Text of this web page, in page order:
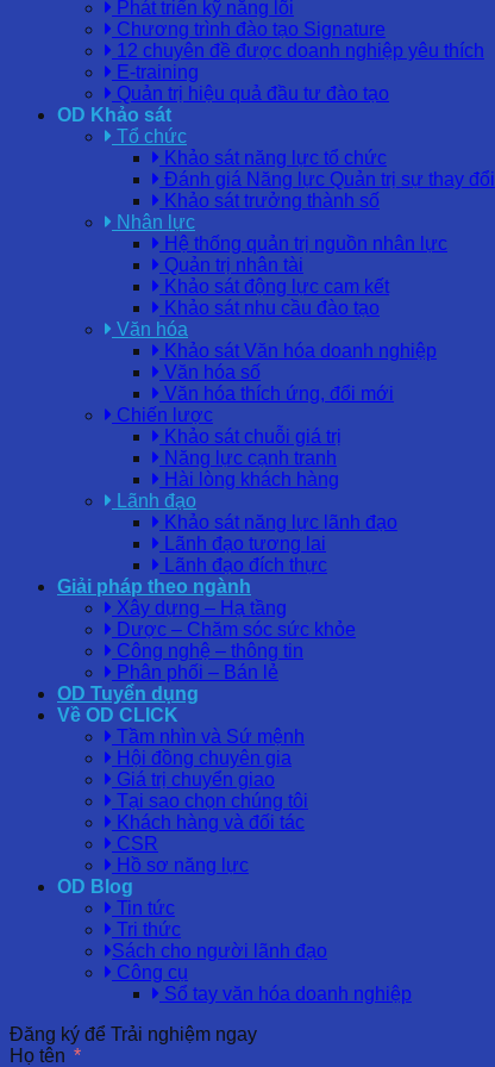
Phát triển kỹ năng lõi
Chương trình đào tạo Signature
12 chuyên đề được doanh nghiệp yêu thích
E-training
Quản trị hiệu quả đầu tư đào tạo
OD Khảo sát
Tổ chức
Khảo sát năng lực tổ chức
Đánh giá Năng lực Quản trị sự thay đổi
Khảo sát trưởng thành số
Nhân lực
Hệ thống quản trị nguồn nhân lực
Quản trị nhân tài
Khảo sát động lực cam kết
Khảo sát nhu cầu đào tạo
Văn hóa
Khảo sát Văn hóa doanh nghiệp
Văn hóa số
Văn hóa thích ứng, đổi mới
Chiến lược
Khảo sát chuỗi giá trị
Năng lực cạnh tranh
Hài lòng khách hàng
Lãnh đạo
Khảo sát năng lực lãnh đạo
Lãnh đạo tương lai
Lãnh đạo đích thực
Giải pháp theo ngành
Xây dựng – Hạ tầng
Dược – Chăm sóc sức khỏe
Công nghệ – thông tin
Phân phối – Bán lẻ
OD Tuyển dụng
Về OD CLICK
Tầm nhìn và Sứ mệnh
Hội đồng chuyên gia
Giá trị chuyển giao
Tại sao chọn chúng tôi
Khách hàng và đối tác
CSR
Hồ sơ năng lực
OD Blog
Tin tức
Tri thức
Sách cho người lãnh đạo
Công cụ
Sổ tay văn hóa doanh nghiệp
Đăng ký để Trải nghiệm ngay
Họ tên